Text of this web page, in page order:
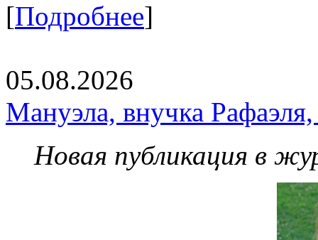
[Подробнее]
05.08.2026
Мануэла, внучка
Новая публикация в